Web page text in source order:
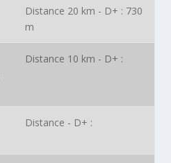
Distance 20 km - D+ : 730
m
Distance 10 km - D+ :
Distance - D+ :